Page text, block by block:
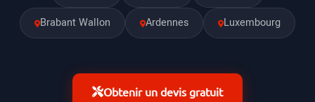
Brabant Wallon Ardennes Luxembourg
Obtenir un devis gratuit